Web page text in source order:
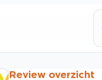
Review overzicht